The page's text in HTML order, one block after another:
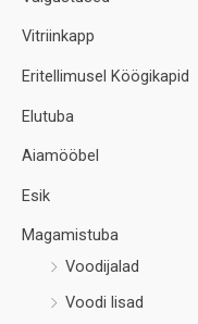
Vitriinkapp
Eritellimusel Köögikapid
Elutuba
Aiamööbel
Esik
Magamistuba
Voodijalad
Voodi lisad